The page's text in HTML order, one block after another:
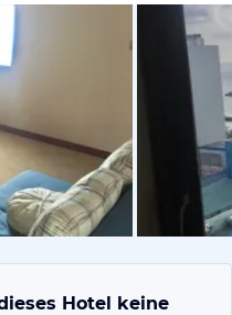
von jiri,
Hotel keine